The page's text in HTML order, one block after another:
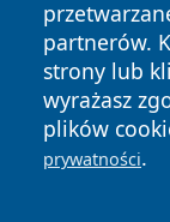
partnerów.
strony lub
wyrażasz
plików
prywatności.
News Autorzy